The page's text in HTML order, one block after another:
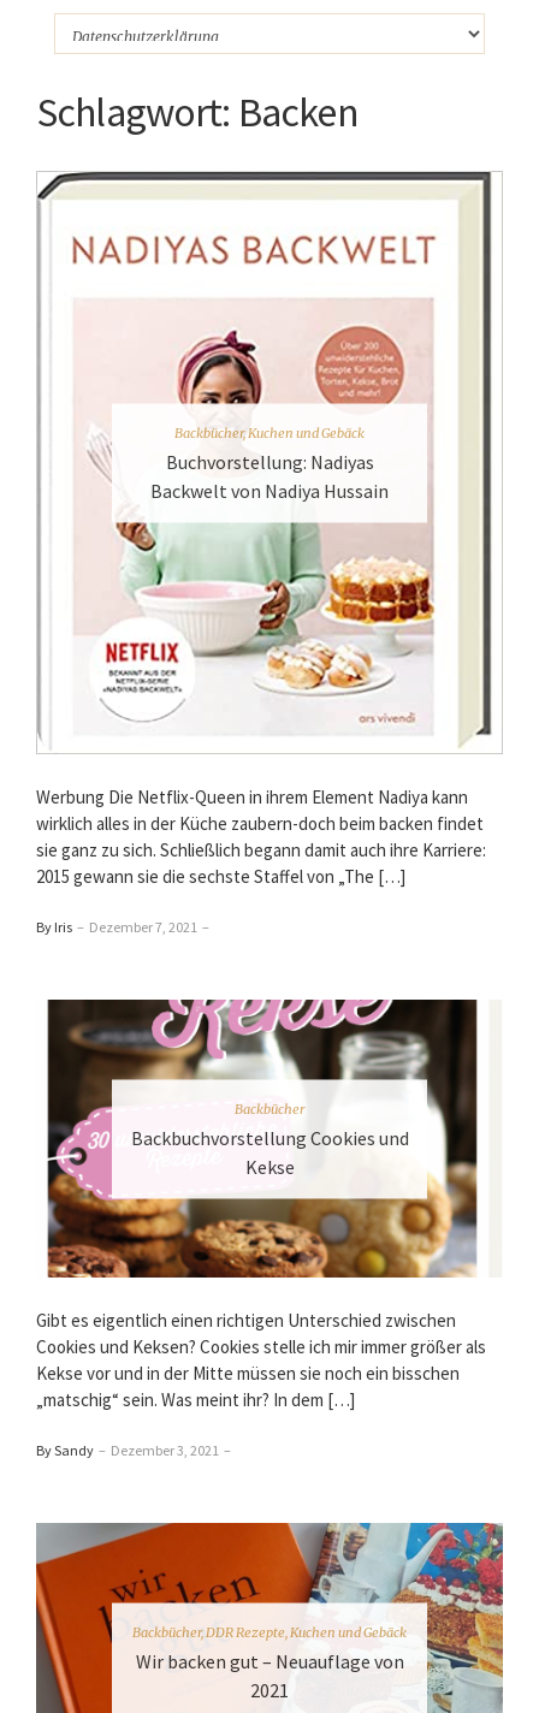
Schlagwort: Backen
Backbücher, Kuchen und Gebäck
Buchvorstellung: Nadiyas
Backwelt von Nadiya Hussain
Werbung Die Netflix-Queen in ihrem Element Nadiya kann
wirklich alles in der Küche zaubern-doch beim backen findet
sie ganz zu sich. Schließlich begann damit auch ihre Karriere:
2015 gewann sie die sechste Staffel von „The […]
By Iris – Dezember 7, 2021 –
Backbücher
Backbuchvorstellung Cookies und
Kekse
Gibt es eigentlich einen richtigen Unterschied zwischen
Cookies und Keksen? Cookies stelle ich mir immer größer als
Kekse vor und in der Mitte müssen sie noch ein bisschen
„matschig“ sein. Was meint ihr? In dem […]
By Sandy – Dezember 3, 2021 –
Backbücher, DDR Rezepte Kuchen und Gebäck
Wir backen gut – Neuauflage von
2021